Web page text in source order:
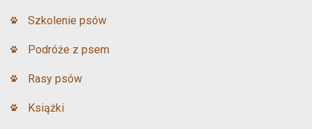
Szkolenie psów
Podróże z psem
Rasy psów
Książki